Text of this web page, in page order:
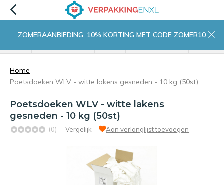
ZOMERAANBIEDING: 10% KORTING MET CODE ZOMER10
Home
Poetsdoeken WLV - witte lakens gesneden - 10 kg (50st)
Poetsdoeken WLV - witte lakens
gesneden - 10 kg (50st)
(0) Vergelijk Aan verlanglijst toevoegen